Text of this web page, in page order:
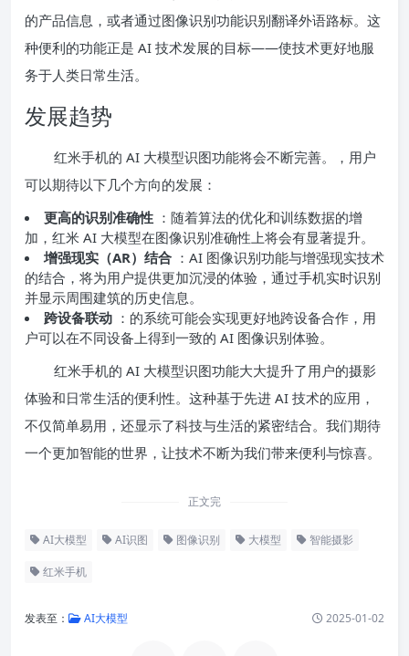
的产品信息，或者通过图像识别功能识别翻译外语路标。这
种便利的功能正是 AI 技术发展的目标——使技术更好地服
务于人类日常生活。
发展趋势
红米手机的 AI 大模型识图功能将会不断完善。，用户
可以期待以下几个方向的发展：
更高的识别准确性 ：随着算法的优化和训练数据的增
加，红米 AI 大模型在图像识别准确性上将会有显著提升。
增强现实（AR）结合 ：AI 图像识别功能与增强现实技术
的结合，将为用户提供更加沉浸的体验，通过手机实时识别
并显示周围建筑的历史信息。
跨设备联动 ：的系统可能会实现更好地跨设备合作，用
户可以在不同设备上得到一致的 AI 图像识别体验。
红米手机的 AI 大模型识图功能大大提升了用户的摄影
体验和日常生活的便利性。这种基于先进 AI 技术的应用，
不仅简单易用，还显示了科技与生活的紧密结合。我们期待
一个更加智能的世界，让技术不断为我们带来便利与惊喜。
正文完
AI大模型 AI识图 图像识别 大模型 智能摄影
红米手机
发表至： AI大模型 2025-01-02